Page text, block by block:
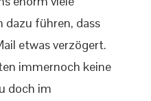
dazu führen, dass
etwas verzögert.
immernoch keine
doch im